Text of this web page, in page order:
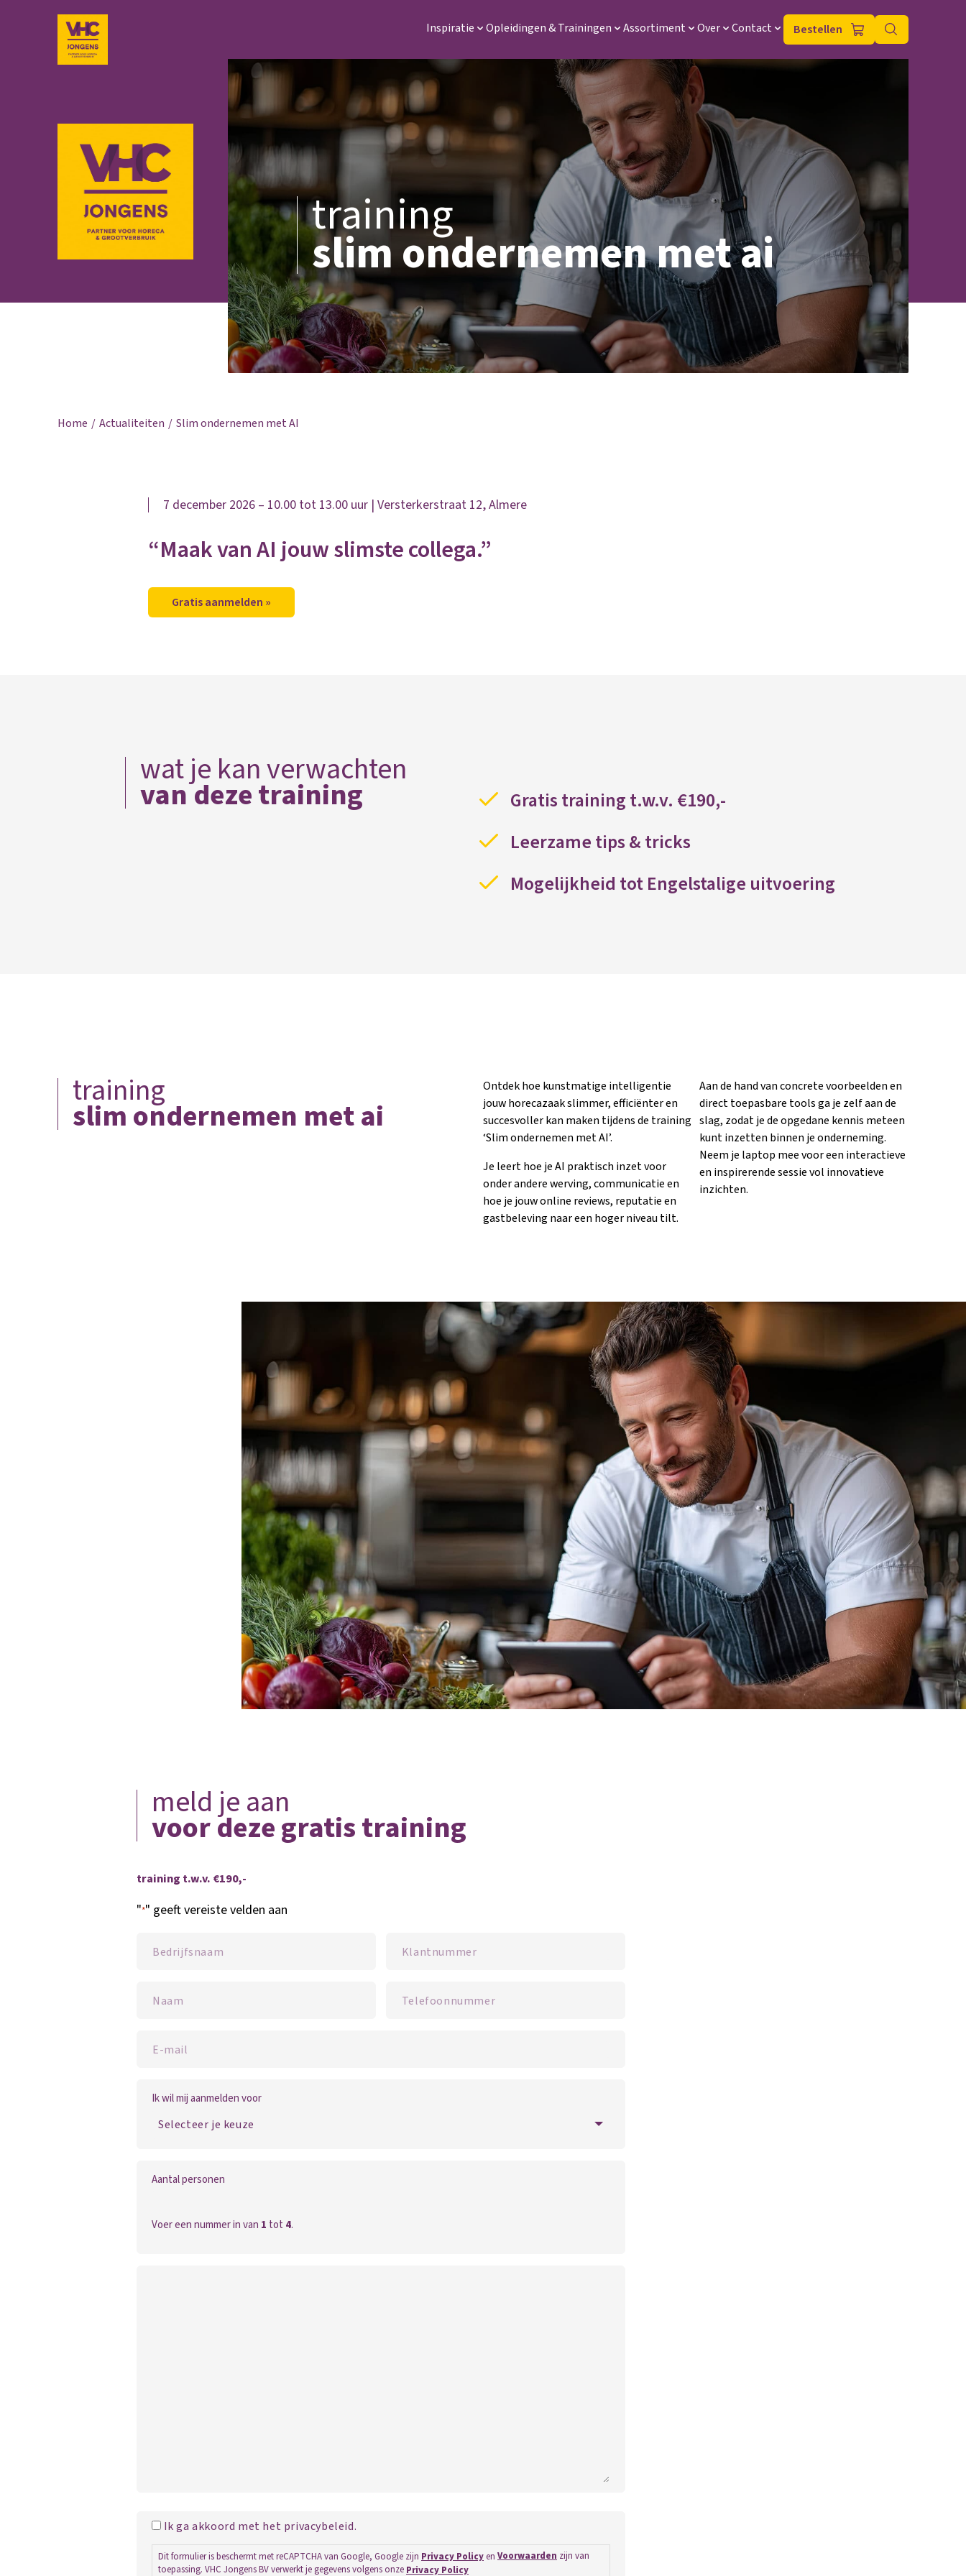
Inspiratie Opleidingen & Trainingen Assortiment Over Contact Bestellen
training
slim ondernemen met ai
Home Actualiteiten Slim ondernemen met AI
7 december 2026 – 10.00 tot 13.00 uur | Versterkerstraat 12, Almere
“Maak van AI jouw slimste collega.”
Gratis aanmelden »
wat je kan verwachten
van deze training
Gratis training t.w.v. €190,-
Leerzame tips & tricks
Mogelijkheid tot Engelstalige uitvoering
training
slim ondernemen met ai
Ontdek hoe kunstmatige intelligentie
jouw horecazaak slimmer, efficiënter en
succesvoller kan maken tijdens de training
‘Slim ondernemen met AI’.
Je leert hoe je AI praktisch inzet voor
onder andere werving, communicatie en
hoe je jouw online reviews, reputatie en
gastbeleving naar een hoger niveau tilt.
Aan de hand van concrete voorbeelden en
direct toepasbare tools ga je zelf aan de
slag, zodat je de opgedane kennis meteen
kunt inzetten binnen je onderneming.
Neem je laptop mee voor een interactieve
en inspirerende sessie vol innovatieve
inzichten.
meld je aan
voor deze gratis training
training t.w.v. €190,-
"*" geeft vereiste velden aan
Ik wil mij aanmelden voor
Aantal personen
Voer een nummer in van 1 tot 4.
Ik ga akkoord met het privacybeleid.
Dit formulier is beschermt met reCAPTCHA van Google, Google zijn Privacy Policyen Voorwaarden zijn van
toepassing. VHC Jongens BV verwerkt je gegevens volgens onze Privacy Policy